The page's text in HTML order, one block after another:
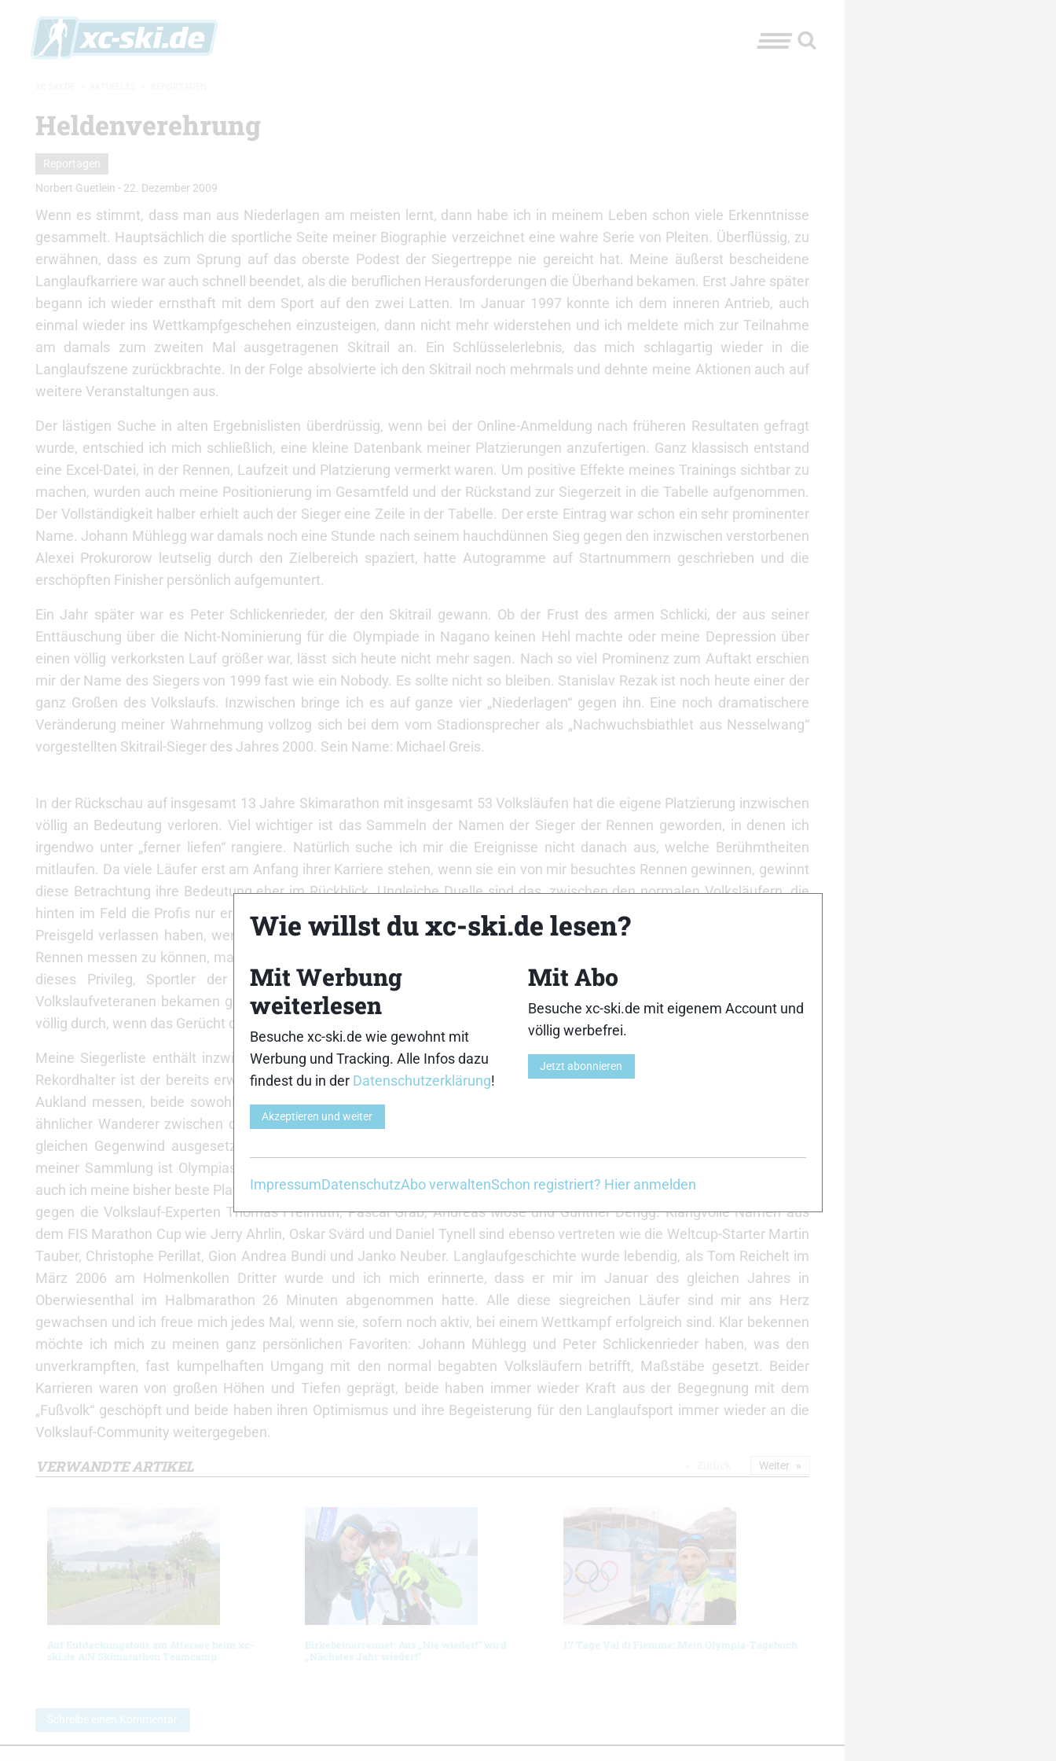
Heldenverehrung
Reportagen
Norbert Guetlein - 22. Dezember 2009
Wenn es stimmt, dass man aus Niederlagen am meisten lernt, dann habe ich in meinem Leben schon viele Erkenntnisse
gesammelt. Hauptsächlich die sportliche Seite meiner Biographie verzeichnet eine wahre Serie von Pleiten. Überflüssig, zu
erwähnen, dass es zum Sprung auf das oberste Podest der Siegertreppe nie gereicht hat. Meine äußerst bescheidene
Langlaufkarriere war auch schnell beendet, als die beruflichen Herausforderungen die Überhand bekamen. Erst Jahre später
begann ich wieder ernsthaft mit dem Sport auf den zwei Latten. Im Januar 1997 konnte ich dem inneren Antrieb, auch
einmal wieder ins Wettkampfgeschehen einzusteigen, dann nicht mehr widerstehen und ich meldete mich zur Teilnahme
am damals zum zweiten Mal ausgetragenen Skitrail an. Ein Schlüsselerlebnis, das mich schlagartig wieder in die
Langlaufszene zurückbrachte. In der Folge absolvierte ich den Skitrail noch mehrmals und dehnte meine Aktionen auch auf
weitere Veranstaltungen aus.
Der lästigen Suche in alten Ergebnislisten überdrüssig, wenn bei der Online-Anmeldung nach früheren Resultaten gefragt
wurde, entschied ich mich schließlich, eine kleine Datenbank meiner Platzierungen anzufertigen. Ganz klassisch entstand
eine Excel-Datei, in der Rennen, Laufzeit und Platzierung vermerkt waren. Um positive Effekte meines Trainings sichtbar zu
machen, wurden auch meine Positionierung im Gesamtfeld und der Rückstand zur Siegerzeit in die Tabelle aufgenommen.
Der Vollständigkeit halber erhielt auch der Sieger eine Zeile in der Tabelle. Der erste Eintrag war schon ein sehr prominenter
Name. Johann Mühlegg war damals noch eine Stunde nach seinem hauchdünnen Sieg gegen den inzwischen verstorbenen
Alexei Prokurorow leutselig durch den Zielbereich spaziert, hatte Autogramme auf Startnummern geschrieben und die
erschöpften Finisher persönlich aufgemuntert.
Ein Jahr später war es Peter Schlickenrieder, der den Skitrail gewann. Ob der Frust des armen Schlicki, der aus seiner
Enttäuschung über die Nicht-Nominierung für die Olympiade in Nagano keinen Hehl machte oder meine Depression über
einen völlig verkorksten Lauf größer war, lässt sich heute nicht mehr sagen. Nach so viel Prominenz zum Auftakt erschien
mir der Name des Siegers von 1999 fast wie ein Nobody. Es sollte nicht so bleiben. Stanislav Rezak ist noch heute einer der
ganz Großen des Volkslaufs. Inzwischen bringe ich es auf ganze vier „Niederlagen“ gegen ihn. Eine noch dramatischere
Veränderung meiner Wahrnehmung vollzog sich bei dem vom Stadionsprecher als „Nachwuchsbiathlet aus Nesselwang“
vorgestellten Skitrail-Sieger des Jahres 2000. Sein Name: Michael Greis.
In der Rückschau auf insgesamt 13 Jahre Skimarathon mit insgesamt 53 Volksläufen hat die eigene Platzierung inzwischen
völlig an Bedeutung verloren. Viel wichtiger ist das Sammeln der Namen der Sieger der Rennen geworden, in denen ich
irgendwo unter „ferner liefen“ rangiere. Natürlich suche ich mir die Ereignisse nicht danach aus, welche Berühmtheiten
mitlaufen. Da viele Läufer erst am Anfang ihrer Karriere stehen, wenn sie ein von mir besuchtes Rennen gewinnen, gewinnt
diese Betrachtung ihre Bedeutung eher im Rückblick. Ungleiche Duelle sind das, zwischen den normalen Volksläufern, die
hinten im Feld die Profis nur erahnen können und den Spitzenläufern, die die Siegerehrung häufig schon mit Trophäe und
Preisgeld verlassen haben, wenn unsereins ins Ziel kommt. Die Gelegenheit, sich mit den Großen der Szene im gleichen
Rennen messen zu können, macht aber den unvergleichlichen Reiz des Volkslanglaufs aus. Ganz wenige Sportarten bieten
dieses Privileg, Sportler der unterschiedlichsten Leistungsstufen so zusammen zu bringen. Schon die früheren
Volkslaufveteranen bekamen glänzende Augen wenn die Sprache auf eine Legende wie Pauli Siitonen kam oder drehten
völlig durch, wenn das Gerücht die Runde machte, der von allen verehrte Juha Mieto habe für einen Volkslauf gemeldet.
Meine Siegerliste enthält inzwischen 43 unterschiedliche Namen. Fast alle sind in der Langlaufszene bestens bekannt.
Rekordhalter ist der bereits erwähnte Stanislav Rezak. Je zwei Mal durfte ich mich mit Peter Schlickenrieder und Anders
Aukland messen, beide sowohl mit olympischem Edelmetall als auch mit Siegen bei großen Skimarathons dekoriert. Ein
ähnlicher Wanderer zwischen den Welten ist Mikhail Botvinov, der beim denkwürdigen Engadiner Kälterennen 2006 dem
gleichen Gegenwind ausgesetzt war wie ich, wenn auch anderthalb Stunden kürzer. Ein besonderes Schmuckstück in
meiner Sammlung ist Olympiasieger und Weltmeister Tor Arne Hetland, der den Engadin Skimarathon 2008 gewann, als
auch ich meine bisher beste Platzierung bei diesem Rennen erreichte. Jeweils zwei unausweichliche „Niederlagen“ setzte es
gegen die Volkslauf-Experten Thomas Freimuth, Pascal Grab, Andreas Möse und Günther Dengg. Klangvolle Namen aus
dem FIS Marathon Cup wie Jerry Ahrlin, Oskar Svärd und Daniel Tynell sind ebenso vertreten wie die Weltcup-Starter Martin
Tauber, Christophe Perillat, Gion Andrea Bundi und Janko Neuber. Langlaufgeschichte wurde lebendig, als Tom Reichelt im
März 2006 am Holmenkollen Dritter wurde und ich mich erinnerte, dass er mir im Januar des gleichen Jahres in
Oberwiesenthal im Halbmarathon 26 Minuten abgenommen hatte. Alle diese siegreichen Läufer sind mir ans Herz
gewachsen und ich freue mich jedes Mal, wenn sie, sofern noch aktiv, bei einem Wettkampf erfolgreich sind. Klar bekennen
möchte ich mich zu meinen ganz persönlichen Favoriten: Johann Mühlegg und Peter Schlickenrieder haben, was den
unverkrampften, fast kumpelhaften Umgang mit den normal begabten Volksläufern betrifft, Maßstäbe gesetzt. Beider
Karrieren waren von großen Höhen und Tiefen geprägt, beide haben immer wieder Kraft aus der Begegnung mit dem
„Fußvolk“ geschöpft und beide haben ihren Optimismus und ihre Begeisterung für den Langlaufsport immer wieder an die
Volkslauf-Community weitergegeben.
VERWANDTE ARTIKEL
Auf Entdeckungstour am Attersee beim xc-
ski.de A|N Skimarathon Teamcamp
Birkebeinerrennet: Aus „Nie wieder!“ wird
„Nächstes Jahr wieder!“
17 Tage Val di Fiemme: Mein Olympia-Tagebuch
Weiter
Schreibe einen Kommentar
Wie willst du xc-ski.de lesen?
Mit Werbung
weiterlesen
Besuche xc-ski.de wie gewohnt mit
Werbung und Tracking. Alle Infos dazu
findest du in der Datenschutzerklärung!
Akzeptieren und weiter
Mit Abo
Besuche xc-ski.de mit eigenem Account und
völlig werbefrei.
Jetzt abonnieren
ImpressumDatenschutzAbo verwaltenSchon registriert? Hier anmelden